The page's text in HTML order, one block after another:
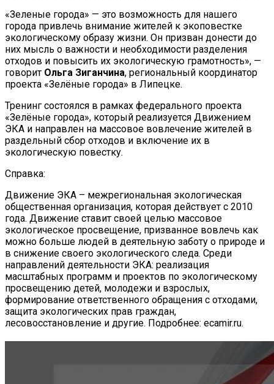
«Зеленые города» — это возможность для нашего
города привлечь внимание жителей к экоповестке
экологическому образу жизни. Он призван донести до
них мысль о важности и необходимости разделения
отходов и повысить их экологическую грамотность», —
говорит Ольга Зиганчина, региональный координатор
проекта «Зелёные города» в Липецке.
Тренинг состоялся в рамках федерального проекта
«Зелёные города», который реализуется Движением
ЭКА и направлен на массовое вовлечение жителей в
раздельный сбор отходов и включение их в
экологическую повестку.
Справка:
Движение ЭКА – межрегиональная экологическая
общественная организация, которая действует с 2010
года. Движение ставит своей целью массовое
экологическое просвещение, призванное вовлечь как
можно больше людей в деятельную заботу о природе и
в снижение своего экологического следа. Среди
направлений деятельности ЭКА: реализация
масштабных программ и проектов по экологическому
просвещению детей, молодежи и взрослых,
формирование ответственного обращения с отходами,
защита экологических прав граждан,
лесовосстановление и другие. Подробнее: ecamir.ru.